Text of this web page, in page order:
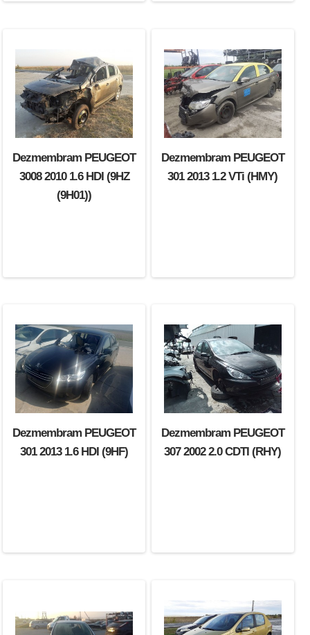
Dezmembram PEUGEOT
3008 2010 1.6 HDI (9HZ
(9H01))
Dezmembram PEUGEOT
301 2013 1.2 VTi (HMY)
Dezmembram PEUGEOT
301 2013 1.6 HDI (9HF)
Dezmembram PEUGEOT
307 2002 2.0 CDTI (RHY)